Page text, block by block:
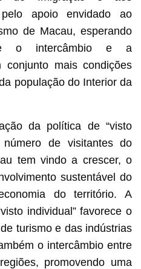
apoio envidado ao
de Macau, esperando
o intercâmbio e a
conjunto mais condições
população do Interior da
da política de “visto
de visitantes do
tem vindo a crescer, o
sustentável do
do território. A
individual” favorece o
turismo e das indústrias
o intercâmbio entre
promovendo uma